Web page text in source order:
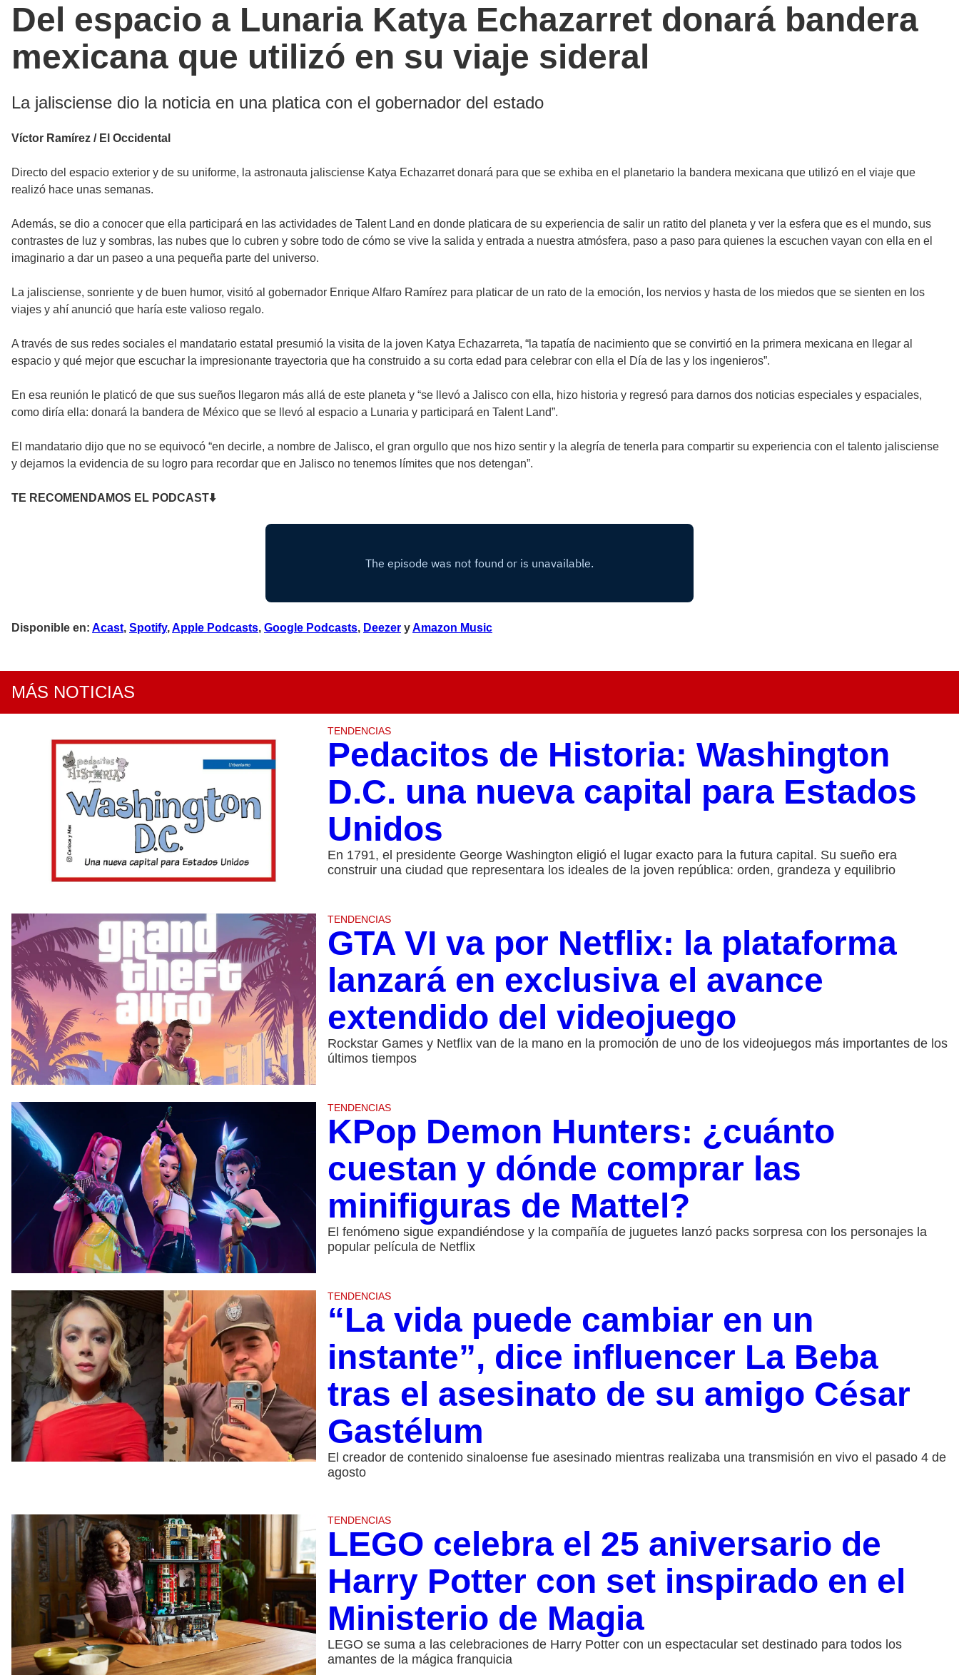
Del espacio a Lunaria Katya Echazarret donará bandera
mexicana que utilizó en su viaje sideral
La jalisciense dio la noticia en una platica con el gobernador del estado
Víctor Ramírez / El Occidental
Directo del espacio exterior y de su uniforme, la astronauta jalisciense Katya Echazarret donará para que se exhiba en el planetario la bandera mexicana que utilizó en el viaje que
realizó hace unas semanas.
Además, se dio a conocer que ella participará en las actividades de Talent Land en donde platicara de su experiencia de salir un ratito del planeta y ver la esfera que es el mundo, sus
contrastes de luz y sombras, las nubes que lo cubren y sobre todo de cómo se vive la salida y entrada a nuestra atmósfera, paso a paso para quienes la escuchen vayan con ella en el
imaginario a dar un paseo a una pequeña parte del universo.
La jalisciense, sonriente y de buen humor, visitó al gobernador Enrique Alfaro Ramírez para platicar de un rato de la emoción, los nervios y hasta de los miedos que se sienten en los
viajes y ahí anunció que haría este valioso regalo.
A través de sus redes sociales el mandatario estatal presumió la visita de la joven Katya Echazarreta, “la tapatía de nacimiento que se convirtió en la primera mexicana en llegar al
espacio y qué mejor que escuchar la impresionante trayectoria que ha construido a su corta edad para celebrar con ella el Día de las y los ingenieros”.
En esa reunión le platicó de que sus sueños llegaron más allá de este planeta y “se llevó a Jalisco con ella, hizo historia y regresó para darnos dos noticias especiales y espaciales,
como diría ella: donará la bandera de México que se llevó al espacio a Lunaria y participará en Talent Land”.
El mandatario dijo que no se equivocó “en decirle, a nombre de Jalisco, el gran orgullo que nos hizo sentir y la alegría de tenerla para compartir su experiencia con el talento jalisciense
y dejarnos la evidencia de su logro para recordar que en Jalisco no tenemos límites que nos detengan”.
TE RECOMENDAMOS EL PODCAST⬇
Disponible en: Acast, Spotify,Apple Podcasts, Google Podcasts, Deezer yAmazon Music
MÁS NOTICIAS
TENDENCIAS
Pedacitos de Historia: Washington
D.C. una nueva capital para Estados
Unidos
En 1791, el presidente George Washington eligió el lugar exacto para la futura capital. Su sueño era
construir una ciudad que representara los ideales de la joven república: orden, grandeza y equilibrio
TENDENCIAS
GTA VI va por Netflix: la plataforma
lanzará en exclusiva el avance
extendido del videojuego
Rockstar Games y Netflix van de la mano en la promoción de uno de los videojuegos más importantes de los
últimos tiempos
TENDENCIAS
KPop Demon Hunters: ¿cuánto
cuestan y dónde comprar las
minifiguras de Mattel?
El fenómeno sigue expandiéndose y la compañía de juguetes lanzó packs sorpresa con los personajes la
popular película de Netflix
TENDENCIAS
“La vida puede cambiar en un
instante”, dice influencer La Beba
tras el asesinato de su amigo César
Gastélum
El creador de contenido sinaloense fue asesinado mientras realizaba una transmisión en vivo el pasado 4 de
agosto
TENDENCIAS
LEGO celebra el 25 aniversario de
Harry Potter con set inspirado en el
Ministerio de Magia
LEGO se suma a las celebraciones de Harry Potter con un espectacular set destinado para todos los
amantes de la mágica franquicia